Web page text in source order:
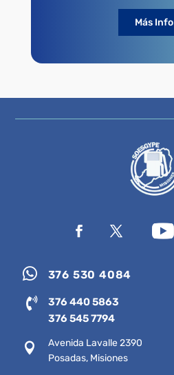
Más Info
 376 530 4084

376 440 5863
376 545 7794

Avenida Lavalle 2390
Posadas, Misiones